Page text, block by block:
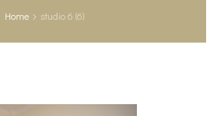
Home studio 6 (6)